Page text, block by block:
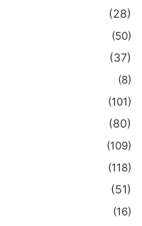
(28)
(50)
(37)
(8)
(101)
(80)
(109)
(118)
(51)
(16)